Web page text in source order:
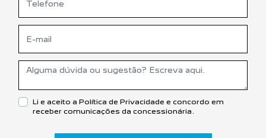
Li e aceito a Política de Privacidade e concordo em
receber comunicações da concessionária.